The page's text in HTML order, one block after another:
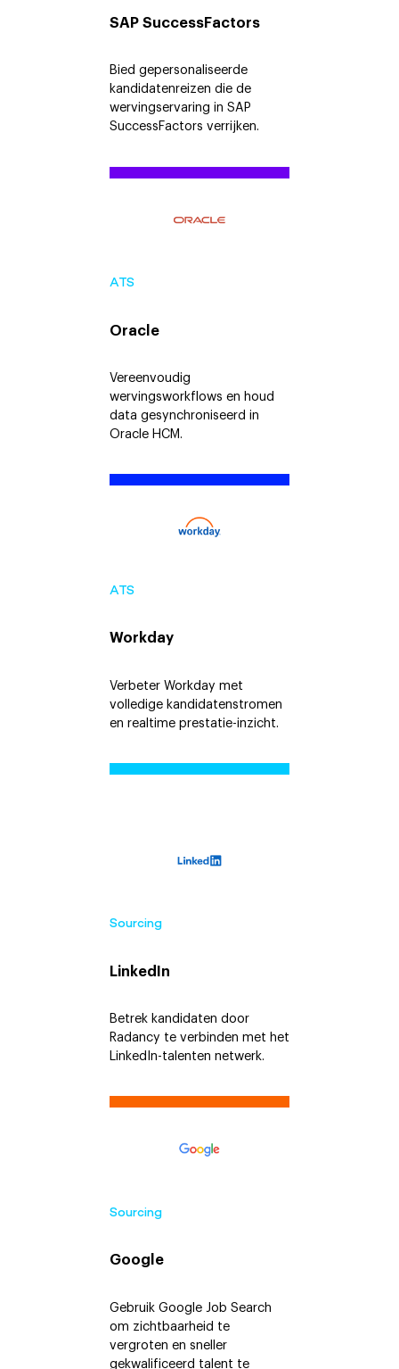
SAP SuccessFactors
Bied gepersonaliseerde
kandidatenreizen die de
wervingservaring in SAP
SuccessFactors verrijken.
ATS
Oracle
Vereenvoudig
wervingsworkflows en houd
data gesynchroniseerd in
Oracle HCM.
ATS
Workday
Verbeter Workday met
volledige kandidatenstromen
en realtime prestatie-inzicht.
Sourcing
LinkedIn
Betrek kandidaten door
Radancy te verbinden met het
LinkedIn-talenten netwerk.
Sourcing
Google
Gebruik Google Job Search
om zichtbaarheid te
vergroten en sneller
gekwalificeerd talent te